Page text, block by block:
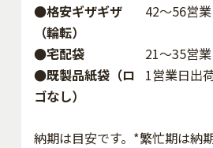
●格安ギザギザ
（輪転）
42〜56営
●宅配袋
21～35営
●既製品紙袋（ロ
ゴなし）
1営業日出
納期は目安です。*繁忙期は納